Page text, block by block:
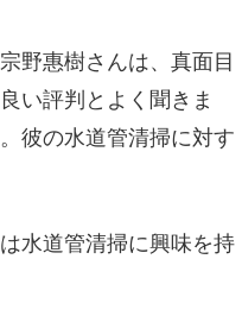
野惠樹さんは、真面目
い評判とよく聞きま
彼の水道管清掃に対す
水道管清掃に興味を持